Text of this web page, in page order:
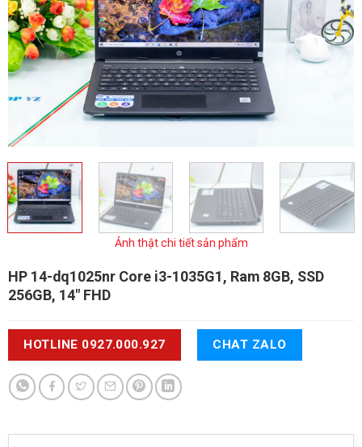
Ảnh thật chi tiết sản phẩm
HP 14-dq1025nr Core i3-1035G1, Ram 8GB, SSD
256GB, 14" FHD
HOTLINE 0927.000.927 CHAT ZALO